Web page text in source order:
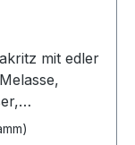
mit edler
modifizierte